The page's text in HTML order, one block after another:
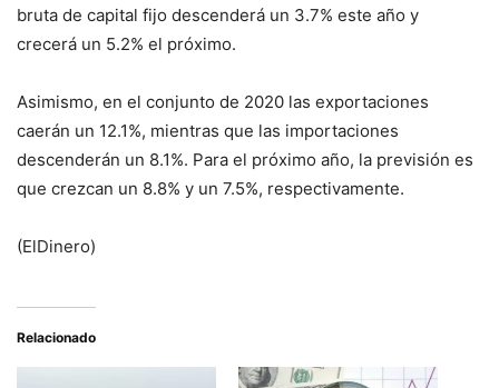
bruta de capital fijo descenderá un 3.7% este año y
crecerá un 5.2% el próximo.
Asimismo, en el conjunto de 2020 las exportaciones
caerán un 12.1%, mientras que las importaciones
descenderán un 8.1%. Para el próximo año, la previsión es
que crezcan un 8.8% y un 7.5%, respectivamente.
(ElDinero)
Relacionado